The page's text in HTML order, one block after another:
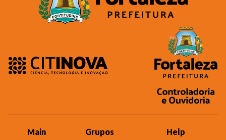
Main
Grupos
Help